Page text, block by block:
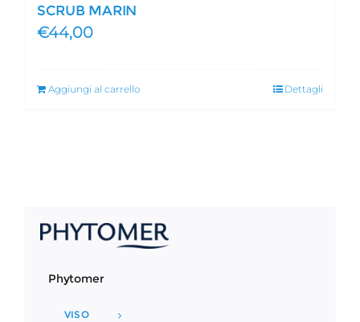
SCRUB MARIN
€44,00
Aggiungi al carrello Dettagli
Phytomer
VISO